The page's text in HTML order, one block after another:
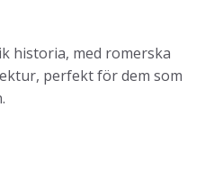
historia, med romerska
perfekt för dem som